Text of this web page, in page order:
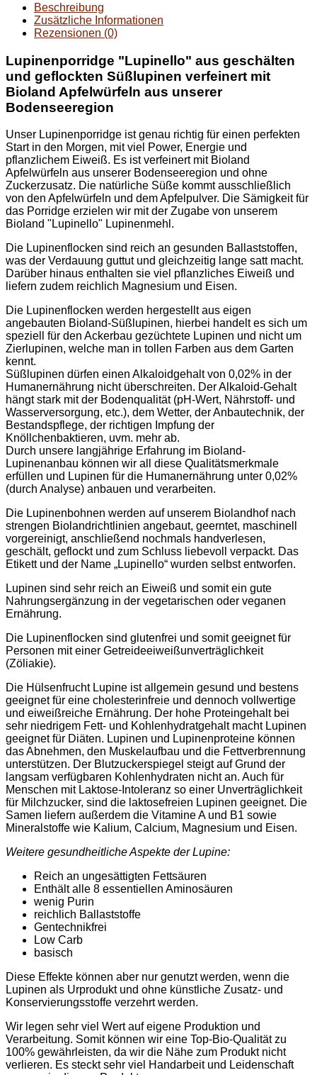
Beschreibung
Zusätzliche Informationen
Rezensionen (0)
Lupinenporridge "Lupinello" aus geschälten
und geflockten Süßlupinen verfeinert mit
Bioland Apfelwürfeln aus unserer
Bodenseeregion
Unser Lupinenporridge ist genau richtig für einen perfekten
Start in den Morgen, mit viel Power, Energie und
pflanzlichem Eiweiß. Es ist verfeinert mit Bioland
Apfelwürfeln aus unserer Bodenseeregion und ohne
Zuckerzusatz. Die natürliche Süße kommt ausschließlich
von den Apfelwürfeln und dem Apfelpulver. Die Sämigkeit für
das Porridge erzielen wir mit der Zugabe von unserem
Bioland "Lupinello" Lupinenmehl.
Die Lupinenflocken sind reich an gesunden Ballaststoffen,
was der Verdauung guttut und gleichzeitig lange satt macht.
Darüber hinaus enthalten sie viel pflanzliches Eiweiß und
liefern zudem reichlich Magnesium und Eisen.
Die Lupinenflocken werden hergestellt aus eigen
angebauten Bioland-Süßlupinen, hierbei handelt es sich um
speziell für den Ackerbau gezüchtete Lupinen und nicht um
Zierlupinen, welche man in tollen Farben aus dem Garten
kennt.
Süßlupinen dürfen einen Alkaloidgehalt von 0,02% in der
Humanernährung nicht überschreiten. Der Alkaloid-Gehalt
hängt stark mit der Bodenqualität (pH-Wert, Nährstoff- und
Wasserversorgung, etc.), dem Wetter, der Anbautechnik, der
Bestandspflege, der richtigen Impfung der
Knöllchenbaktieren, uvm. mehr ab.
Durch unsere langjährige Erfahrung im Bioland-
Lupinenanbau können wir all diese Qualitätsmerkmale
erfüllen und Lupinen für die Humanernährung unter 0,02%
(durch Analyse) anbauen und verarbeiten.
Die Lupinenbohnen werden auf unserem Biolandhof nach
strengen Biolandrichtlinien angebaut, geerntet, maschinell
vorgereinigt, anschließend nochmals handverlesen,
geschält, geflockt und zum Schluss liebevoll verpackt. Das
Etikett und der Name „Lupinello“ wurden selbst entworfen.
Lupinen sind sehr reich an Eiweiß und somit ein gute
Nahrungsergänzung in der vegetarischen oder veganen
Ernährung.
Die Lupinenflocken sind glutenfrei und somit geeignet für
Personen mit einer Getreideeiweißunverträglichkeit
(Zöliakie).
Die Hülsenfrucht Lupine ist allgemein gesund und bestens
geeignet für eine cholesterinfreie und dennoch vollwertige
und eiweißreiche Ernährung. Der hohe Proteingehalt bei
sehr niedrigem Fett- und Kohlenhydratgehalt macht Lupinen
geeignet für Diäten. Lupinen und Lupinenproteine können
das Abnehmen, den Muskelaufbau und die Fettverbrennung
unterstützen. Der Blutzuckerspiegel steigt auf Grund der
langsam verfügbaren Kohlenhydraten nicht an. Auch für
Menschen mit Laktose-Intoleranz so einer Unverträglichkeit
für Milchzucker, sind die laktosefreien Lupinen geeignet. Die
Samen liefern außerdem die Vitamine A und B1 sowie
Mineralstoffe wie Kalium, Calcium, Magnesium und Eisen.
Weitere gesundheitliche Aspekte der Lupine:
Reich an ungesättigten Fettsäuren
Enthält alle 8 essentiellen Aminosäuren
wenig Purin
reichlich Ballaststoffe
Gentechnikfrei
Low Carb
basisch
Diese Effekte können aber nur genutzt werden, wenn die
Lupinen als Urprodukt und ohne künstliche Zusatz- und
Konservierungsstoffe verzehrt werden.
Wir legen sehr viel Wert auf eigene Produktion und
Verarbeitung. Somit können wir eine Top-Bio-Qualität zu
100% gewährleisten, da wir die Nähe zum Produkt nicht
verlieren. Es steckt sehr viel Handarbeit und Leidenschaft